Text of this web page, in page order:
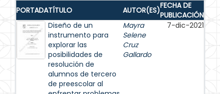
PORTADATÍTULO AUTOR(ES)FECHA DE
PUBLICACIÓN
Diseño de un
instrumento para
explorar las
posibilidades de
resolución de
alumnos de tercero
de preescolar al
Mayra
Selene
Cruz
Gallardo
7-dic-2021